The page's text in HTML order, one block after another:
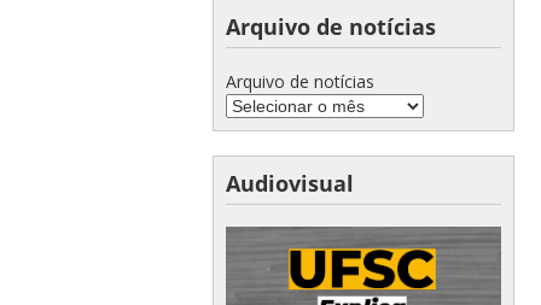
Arquivo de notícias
Arquivo de notícias
Audiovisual